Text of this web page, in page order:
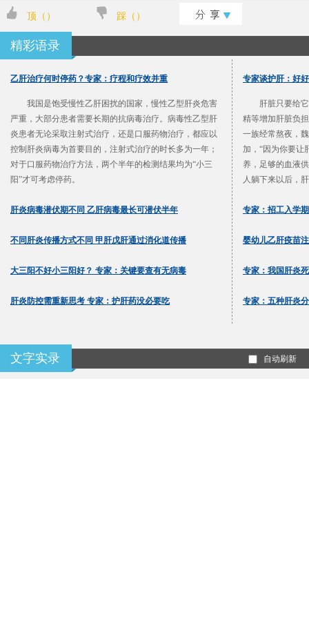
顶（ ） 踩（ ）
精彩语录
乙肝治疗何时停药？专家：疗程和疗效并重
我国是饱受慢性乙肝困扰的国家，慢性乙型肝炎危害
严重，大部分患者需要长期的抗病毒治疗。病毒性乙型肝
炎患者无论采取注射式治疗，还是口服药物治疗，都应以
控制肝炎病毒为首要目的，注射式治疗的时长多为一年；
对于口服药物治疗方法，两个半年的检测结果均为“小三
阳”才可考虑停药。
肝炎病毒潜伏期不同 乙肝病毒最长可潜伏半年
不同肝炎传播方式不同 甲肝戊肝通过消化道传播
大三阳不好小三阳好？ 专家：关键要查有无病毒
肝炎防控需重新思考 专家：护肝药没必要吃
专家谈护肝：好
肝脏只要给
精等增加肝脏负
一族经常熬夜，
加，“因为你要让
养，足够的血液
人躺下来以后，
专家：招工入学
婴幼儿乙肝疫苗
专家：我国肝炎
专家：五种肝炎
文字实录 自动刷新